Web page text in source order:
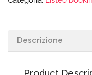
Descrizione